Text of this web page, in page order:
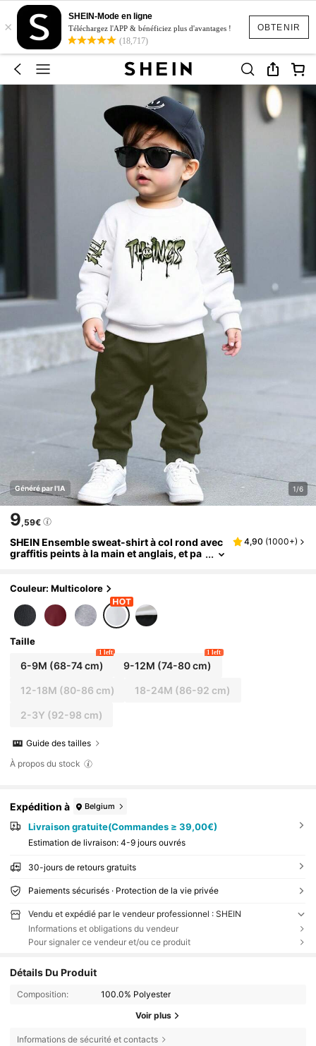
OBTENIR
×
SHEIN-Mode en ligne
Téléchargez l'APP & bénéficiez plus d'avantages !
(18,717)
Généré par l'IA 1/6
9,59€
SHEIN Ensemble sweat-shirt à col rond avec
graffitis peints à la main et anglais, et pa
onvient pour l'automne/l'hiver, léger et douill
et. Parfait pour les sorties décontractées, les
fêtes, les activités extérieures, les cadeaux
4,90 (1000+)
Couleur: Multicolore
Taille
6-9M (68-74 cm)
1 left
9-12M (74-80 cm)
1 left
12-18M (80-86 cm) 18-24M (86-92 cm)
2-3Y (92-98 cm)
Guide des tailles
À propos du stock
Expédition à Belgium
Livraison gratuite(Commandes ≥ 39,00€)
Estimation de livraison: 4-9 jours ouvrés
30-jours de retours gratuits
Paiements sécurisés · Protection de la vie privée
Vendu et expédié par le vendeur professionnel : SHEIN
Informations et obligations du vendeur
Pour signaler ce vendeur et/ou ce produit
Détails Du Produit
Composition: 100.0% Polyester
Voir plus
Informations de sécurité et contacts